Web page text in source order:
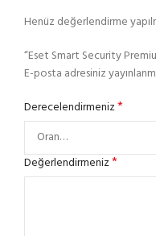
Henüz değerlendirme
“Eset Smart Security
E-posta adresiniz
Derecelendirmeniz*
Değerlendirmeniz*